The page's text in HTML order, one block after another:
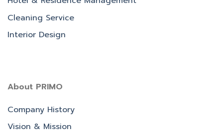
Cleaning Service
Interior Design
About PRIMO
Company History
Vision & Mission